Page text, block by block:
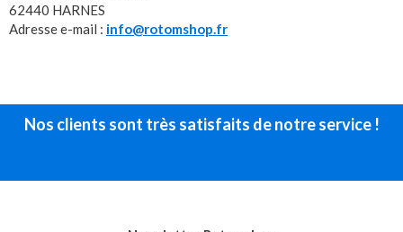
62440 HARNES
Adresse e-mail : info@rotomshop.fr
Nos clients sont très satisfaits de notre service !